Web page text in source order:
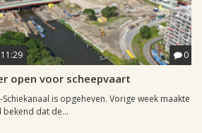
0
open voor scheepvaart
is opgeheven. Vorige week maakte
dat de...